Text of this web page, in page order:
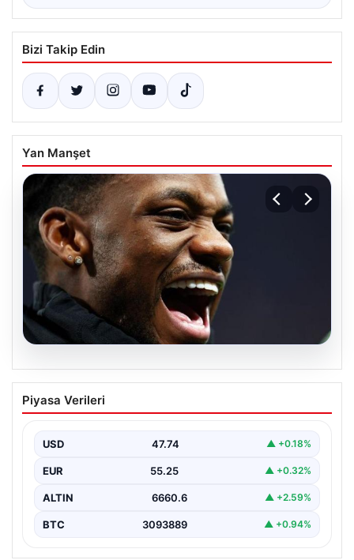
Bizi Takip Edin
Yan Manşet
İşte Jhon Duran’ın Benfica formasıyla
ilk golü
Piyasa Verileri
USD 47.74 ▲ +0.18%
EUR 55.25 ▲ +0.32%
ALTIN 6660.6 ▲ +2.59%
BTC 3093889 ▲ +0.94%